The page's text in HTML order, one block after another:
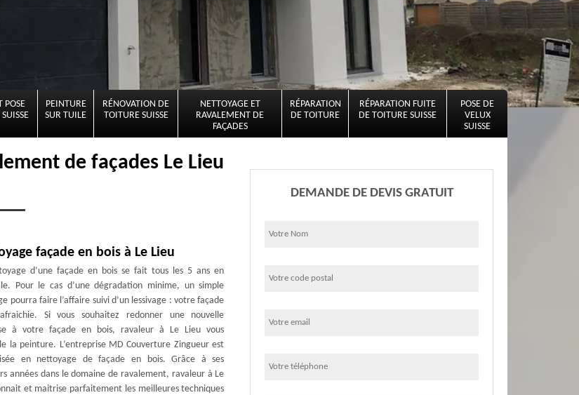
POSE
PEINTURE
SUR TUILE
RÉNOVATION DE
TOITURE SUISSE
NETTOYAGE ET
RAVALEMENT DE
FAÇADES
RÉPARATION
DE TOITURE
RÉPARATION FUITE
DE TOITURE SUISSE
POSE DE
VELUX
SUISSE
de façades Le Lieu
façade en bois à Le Lieu
d’une façade en bois se fait tous les 5 ans en
Pour le cas d’une dégradation minime, un simple
pourra faire l’affaire suivi d’un lessivage : votre façade
Si vous souhaitez redonner une nouvelle
à votre façade en bois, ravaleur à Le Lieu vous
la peinture. L’entreprise MD Couverture Zingueur est
en nettoyage de façade en bois. Grâce à ses
années dans le domaine de ravalement, ravaleur à Le
et maitrise parfaitement les meilleures techniques
DEMANDE DE DEVIS GRATUIT